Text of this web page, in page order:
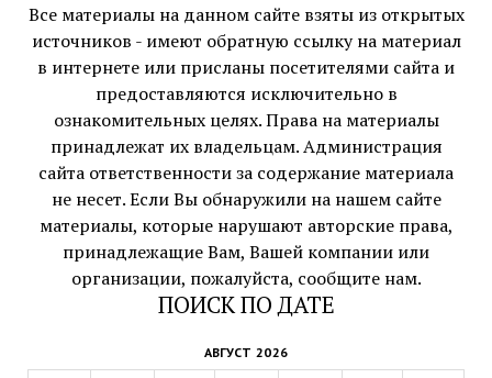
Все материалы на данном сайте взяты из открытых
источников - имеют обратную ссылку на материал
в интернете или присланы посетителями сайта и
предоставляются исключительно в
ознакомительных целях. Права на материалы
принадлежат их владельцам. Администрация
сайта ответственности за содержание материала
не несет. Если Вы обнаружили на нашем сайте
материалы, которые нарушают авторские права,
принадлежащие Вам, Вашей компании или
организации, пожалуйста, сообщите нам.
ПОИСК ПО ДАТЕ
АВГУСТ 2026